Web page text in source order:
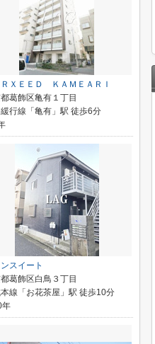
ＲＸＥＥＤ ＫＡＭＥＡＲＩ
葛飾区亀有１丁目
行線「亀有」駅 徒歩6分
スイート
葛飾区白鳥３丁目
線「お花茶屋」駅 徒歩10分
年